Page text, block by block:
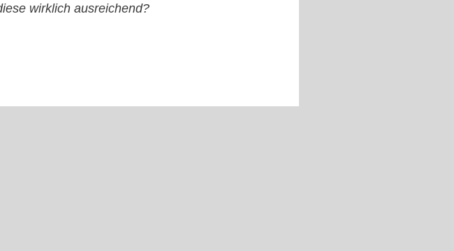
wirklich ausreichend?